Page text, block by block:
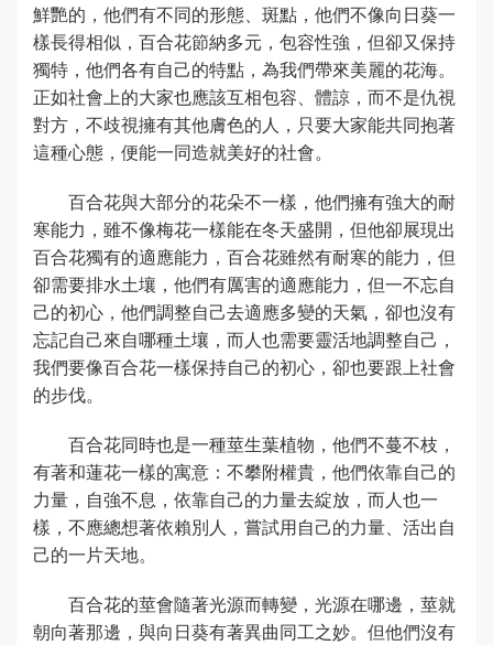
鮮艷的，他們有不同的形態、斑點，他們不像向日葵一
樣長得相似，百合花節納多元，包容性強，但卻又保持
獨特，他們各有自己的特點，為我們帶來美麗的花海。
正如社會上的大家也應該互相包容、體諒，而不是仇視
對方，不歧視擁有其他膚色的人，只要大家能共同抱著
這種心態，便能一同造就美好的社會。
百合花與大部分的花朵不一樣，他們擁有強大的耐
寒能力，雖不像梅花一樣能在冬天盛開，但他卻展現出
百合花獨有的適應能力，百合花雖然有耐寒的能力，但
卻需要排水土壤，他們有厲害的適應能力，但一不忘自
己的初心，他們調整自己去適應多變的天氣，卻也沒有
忘記自己來自哪種土壤，而人也需要靈活地調整自己，
我們要像百合花一樣保持自己的初心，卻也要跟上社會
的步伐。
百合花同時也是一種莖生葉植物，他們不蔓不枝，
有著和蓮花一樣的寓意：不攀附權貴，他們依靠自己的
力量，自強不息，依靠自己的力量去綻放，而人也一
樣，不應總想著依賴別人，嘗試用自己的力量、活出自
己的一片天地。
百合花的莖會隨著光源而轉變，光源在哪邊，莖就
朝向著那邊，與向日葵有著異曲同工之妙。但他們沒有